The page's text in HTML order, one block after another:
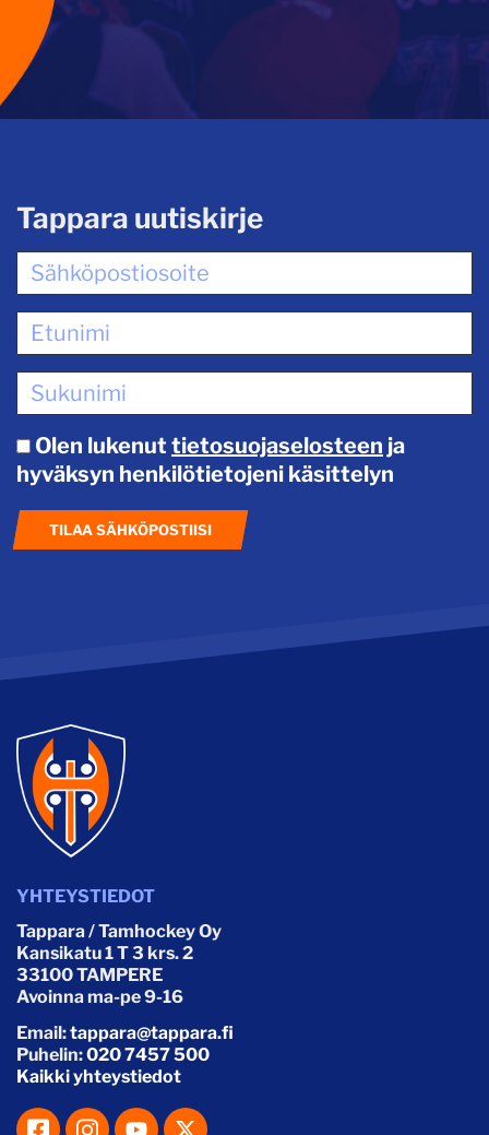
YHTEYSTIEDOT
Tappara / Tamhockey Oy
Kansikatu 1 T 3 krs. 2
33100 TAMPERE
Avoinna ma-pe 9-16
Email:tappara@tappara.fi
Puhelin:020 7457 500
Kaikki yhteystiedot
Tappara uutiskirje
Olen lukenut tietosuojaselosteen ja
hyväksyn henkilötietojeni käsittelyn
TILAA SÄHKÖPOSTIISI